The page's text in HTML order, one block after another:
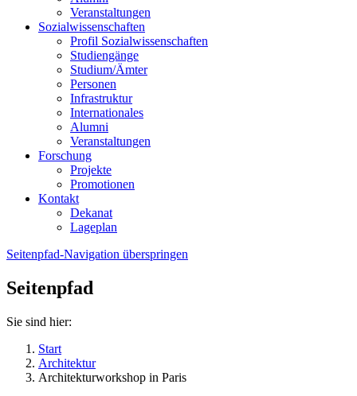
Veranstaltungen
Sozialwissenschaften
Profil Sozialwissenschaften
Studiengänge
Studium/Ämter
Personen
Infrastruktur
Internationales
Alumni
Veranstaltungen
Forschung
Projekte
Promotionen
Kontakt
Dekanat
Lageplan
Seitenpfad-Navigation überspringen
Seitenpfad
Sie sind hier:
Start
Architektur
Architekturworkshop in Paris